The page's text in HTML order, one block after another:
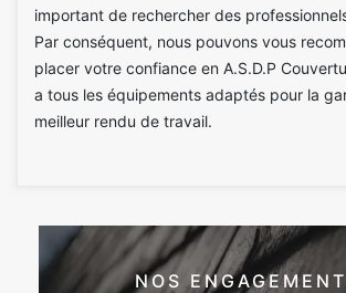
important de rechercher des
Par conséquent, nous pouvons vous
placer votre confiance en A.S.D.P
a tous les équipements adaptés pour la
meilleur rendu de travail.
NOS